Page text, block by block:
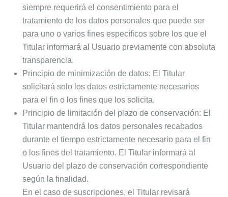
siempre requerirá el consentimiento para el
tratamiento de los datos personales que puede ser
para uno o varios fines específicos sobre los que el
Titular informará al Usuario previamente con absoluta
transparencia.
Principio de minimización de datos: El Titular
solicitará solo los datos estrictamente necesarios
para el fin o los fines que los solicita.
Principio de limitación del plazo de conservación: El
Titular mantendrá los datos personales recabados
durante el tiempo estrictamente necesario para el fin
o los fines del tratamiento. El Titular informará al
Usuario del plazo de conservación correspondiente
según la finalidad.
En el caso de suscripciones, el Titular revisará